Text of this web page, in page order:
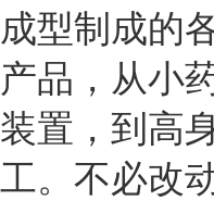
成型制成的
产品，从小
装置，到高
工。不必改